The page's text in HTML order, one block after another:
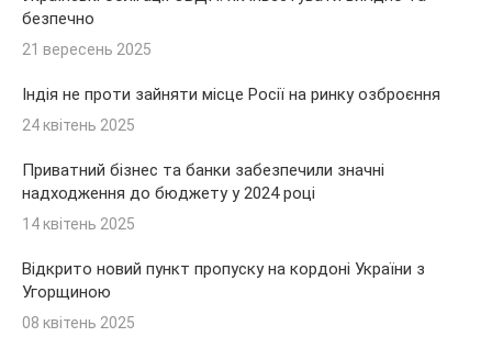
безпечно
21 вересень 2025
Індія не проти зайняти місце Росії на ринку озброєння
24 квітень 2025
Приватний бізнес та банки забезпечили значні
надходження до бюджету у 2024 році
14 квітень 2025
Відкрито новий пункт пропуску на кордоні України з
Угорщиною
08 квітень 2025